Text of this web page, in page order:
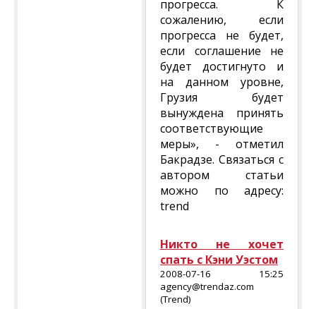
прогресса. К
сожалению, если
прогресса не будет,
если соглашение не
будет достигнуто и
на данном уровне,
Грузия будет
вынуждена принять
соответствующие
меры», - отметил
Бакрадзе. Связаться с
автором статьи
можно по адресу:
trend
Никто не хочет
спать с Кэни Уэстом
2008-07-16 15:25
agency@trendaz.com
(Trend)